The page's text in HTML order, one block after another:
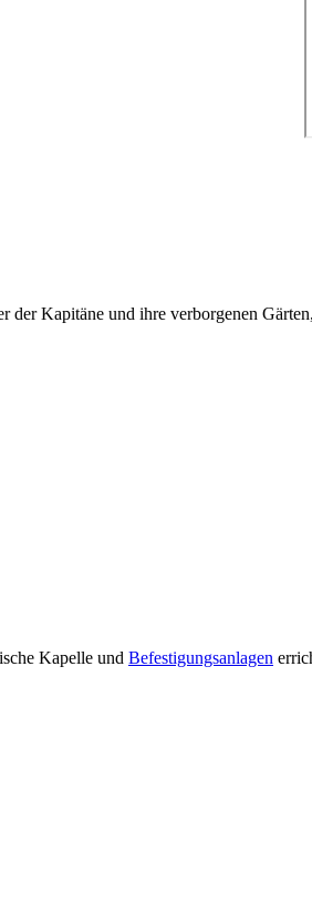
der Kapitäne und ihre verborgenen
Kapelle und Befestigungsanlagen